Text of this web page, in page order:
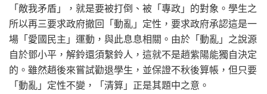
「敵我矛盾」，就是要被打倒、被「專政」的對象。學生之
所以再三要求政府撤回「動亂」定性，要求政府承認這是一
場「愛國民主」運動，與此息息相關。由於「動亂」之說源
自於鄧小平，解鈴還須繫鈴人，這就不是趙紫陽能獨自決定
的。雖然趙後來嘗試勸退學生，並保證不秋後算帳，但只要
「動亂」定性不變，「清算」正是其題中之意。